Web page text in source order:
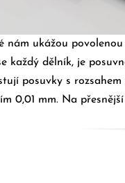
nám ukážou
každý dělník, je
posuvky s rozsahem
0,01 mm. Na